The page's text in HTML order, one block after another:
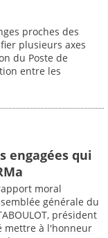
proches des
plusieurs axes
du Poste de
entre les
engagées qui
moral
générale du
président
mettre à l'honneur